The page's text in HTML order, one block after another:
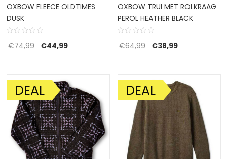
OXBOW FLEECE OLDTIMES
DUSK
€74,99 Oorspronkelijke prijs was: €74,99.
€44,99Huidige prijs is: €44,99.
OXBOW TRUI MET ROLKRAAG
PEROL HEATHER BLACK
€64,99 Oorspronkelijke prijs
€38,99Huidige prijs
AANBIEDING!
DEAL AANBIEDING!
DEAL